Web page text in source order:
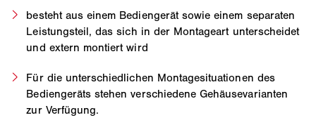
besteht aus einem Bediengerät sowie einem separaten
Leistungsteil, das sich in der Montageart unterscheidet
und extern montiert wird
Für die unterschiedlichen Montagesituationen des
Bediengeräts stehen verschiedene Gehäusevarianten
zur Verfügung.